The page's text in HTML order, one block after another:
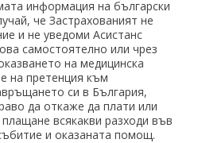
информация на български
че Застрахованият не
и не уведоми Асистанс
самостоятелно или чрез
на медицинска
на претенция към
си в България,
да откаже да плати или
всякакви разходи във
и оказаната помощ.